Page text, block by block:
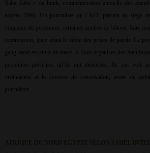
Saba Saba » de lundi, commémoration annuelle des
années 1990. Un journaliste de l’AFP présent au siège
vingtaine de personnes, certaines armées de bâtons, faire
commission, juste avant le début des prises de parole. La
gang armé est entré de force. « Vous organisez des
personnes présentes qu’ils ont menacées. Ils ont volé
ordinateurs et le système de sonorisation, avant de
journaliste.